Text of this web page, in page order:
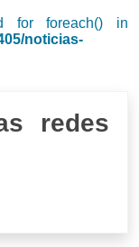
for foreach() in
noticias-
redes